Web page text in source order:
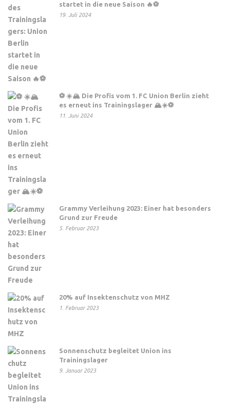
startet in die neue Saison 🔥⚽️
19. Juli 2024
⚽ ☀️🏔️ Die Profis vom 1. FC Union Berlin zieht
es erneut ins Trainingslager 🏔️☀️⚽
11. Juni 2024
Grammy Verleihung 2023: Einer hat besonders
Grund zur Freude
5. Februar 2023
20% auf Insektenschutz von MHZ
1. Februar 2023
Sonnenschutz begleitet Union ins
Trainingslager
9. Januar 2023